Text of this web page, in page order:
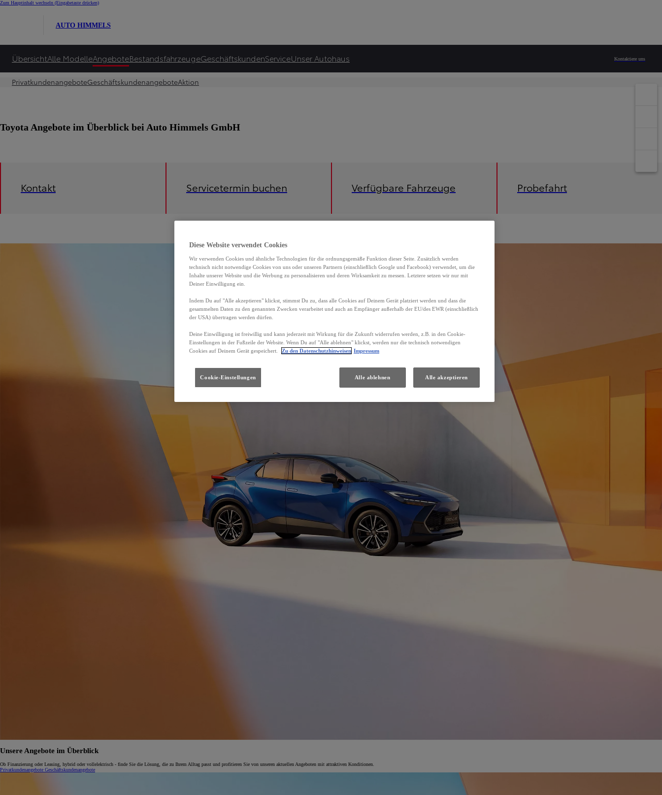
Zum Hauptinhalt wechseln (Eingabetaste drücken)
AUTO HIMMELS
ÜbersichtAlle ModelleAngeboteBestandsfahrzeugeGeschäftskundenServiceUnser Autohaus Kontaktiere uns
PrivatkundenangeboteGeschäftskundenangeboteAktion
Toyota Angebote im Überblick bei Auto Himmels GmbH
Kontakt Servicetermin buchen Verfügbare Fahrzeuge Probefahrt
Unsere Angebote im Überblick
Ob Finanzierung oder Leasing, hybrid oder vollelektrisch - finde Sie die Lösung, die zu Ihrem Alltag passt und profitieren Sie von unseren aktuellen Angeboten mit attraktiven Konditionen.
Privatkundenangebote Geschäftskundenangebote
Diese Website verwendet Cookies
Wir verwenden Cookies und ähnliche Technologien für die ordnungsgemäße Funktion dieser Seite. Zusätzlich werden
technisch nicht notwendige Cookies von uns oder unseren Partnern (einschließlich Google und Facebook) verwendet, um die
Inhalte unserer Website und die Werbung zu personalisieren und deren Wirksamkeit zu messen. Letztere setzen wir nur mit
Deiner Einwilligung ein.
Indem Du auf "Alle akzeptieren" klickst, stimmst Du zu, dass alle Cookies auf Deinem Gerät platziert werden und dass die
gesammelten Daten zu den genannten Zwecken verarbeitet und auch an Empfänger außerhalb der EU/des EWR (einschließlich
der USA) übertragen werden dürfen.
Deine Einwilligung ist freiwillig und kann jederzeit mit Wirkung für die Zukunft widerrufen werden, z.B. in den Cookie-
Einstellungen in der Fußzeile der Website. Wenn Du auf "Alle ablehnen" klickst, werden nur die technisch notwendigen
Cookies auf Deinem Gerät gespeichert.
Zu den Datenschutzhinweisen Impressum
Cookie-Einstellungen Alle ablehnen Alle akzeptieren